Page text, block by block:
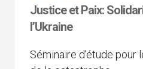
Justice et Paix:
l’Ukraine
Séminaire d’étude pour